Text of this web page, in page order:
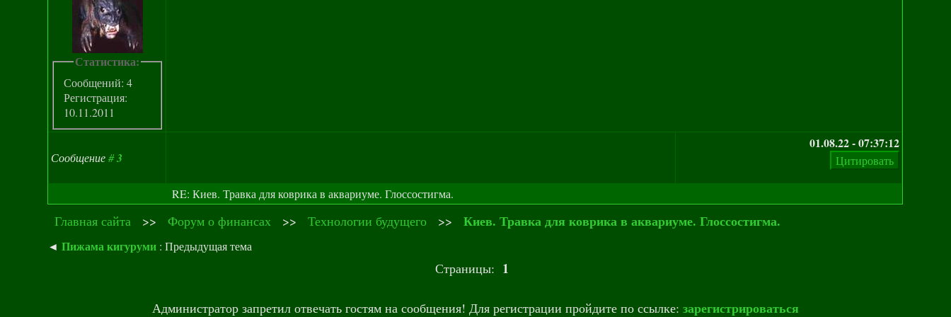
Статистика:
Сообщений: 4
Регистрация:
10.11.2011
Сообщение#3
01.08.22 - 07:37:12
RE: Киев. Травка для коврика в аквариуме. Глоссостигма.
Главная сайта >>Форум о финансах >>Технологии будущего >>Киев. Травка для коврика в аквариуме. Глоссостигма.
◄Пижама кигуруми : Предыдущая тема
Страницы: 1
Администратор запретил отвечать гостям на сообщения! Для регистрации пройдите по ссылке: зарегистрироваться